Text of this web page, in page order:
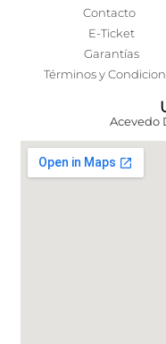
Contacto
E-Ticket
Garantías
Términos y
Acevedo